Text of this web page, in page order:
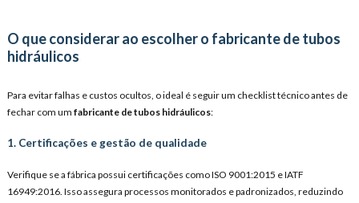
O que considerar ao escolher o fabricante de tubos
hidráulicos
Para evitar falhas e custos ocultos, o ideal é seguir um checklist técnico antes de
fechar com um fabricante de tubos hidráulicos:
1. Certificações e gestão de qualidade
Verifique se a fábrica possui certificações como ISO 9001:2015 e IATF
16949:2016. Isso assegura processos monitorados e padronizados, reduzindo